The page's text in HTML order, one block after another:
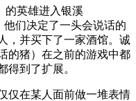
的英雄进入银溪
他们决定了一头会说话的
，并买下了一家酒馆。诚
的猪）在之前的游戏中都
得到了扩展。
仅在某人面前做一堆表情